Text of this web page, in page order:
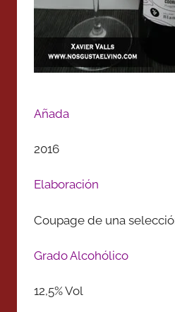
Añada
2016
Elaboración
Coupage de una
Grado Alcohólico
12,5% Vol